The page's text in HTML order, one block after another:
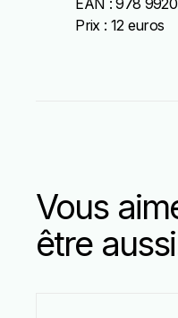
EAN : 978
Prix : 12 euros
Vous
être